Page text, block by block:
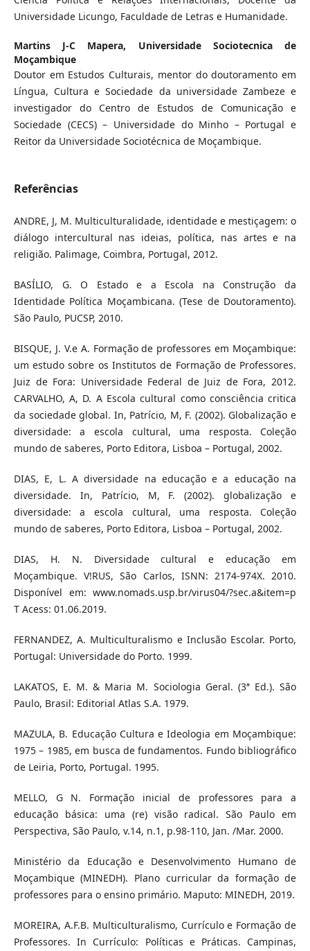
Universidade Licungo, Faculdade de Letras e Humanidade.
Martins J-C Mapera, Universidade Sociotecnica de
Moçambique
Doutor em Estudos Culturais, mentor do doutoramento em
Língua, Cultura e Sociedade da universidade Zambeze e
investigador do Centro de Estudos de Comunicação e
Sociedade (CECS) – Universidade do Minho – Portugal e
Reitor da Universidade Sociotécnica de Moçambique.
Referências
ANDRE, J, M. Multiculturalidade, identidade e mestiçagem: o
diálogo intercultural nas ideias, política, nas artes e na
religião. Palimage, Coimbra, Portugal, 2012.
BASÍLIO, G. O Estado e a Escola na Construção da
Identidade Política Moçambicana. (Tese de Doutoramento).
São Paulo, PUCSP, 2010.
BISQUE, J. V.e A. Formação de professores em Moçambique:
um estudo sobre os Institutos de Formação de Professores.
Juiz de Fora: Universidade Federal de Juiz de Fora, 2012.
CARVALHO, A, D. A Escola cultural como consciência critica
da sociedade global. In, Patrício, M, F. (2002). Globalização e
diversidade: a escola cultural, uma resposta. Coleção
mundo de saberes, Porto Editora, Lisboa – Portugal, 2002.
DIAS, E, L. A diversidade na educação e a educação na
diversidade. In, Patrício, M, F. (2002). globalização e
diversidade: a escola cultural, uma resposta. Coleção
mundo de saberes, Porto Editora, Lisboa – Portugal, 2002.
DIAS, H. N. Diversidade cultural e educação em
Moçambique. V!RUS, São Carlos, ISNN: 2174-974X. 2010.
Disponível em: www.nomads.usp.br/virus04/?sec.a&item=p
T Acess: 01.06.2019.
FERNANDEZ, A. Multiculturalismo e Inclusão Escolar. Porto,
Portugal: Universidade do Porto. 1999.
LAKATOS, E. M. & Maria M. Sociologia Geral. (3ª Ed.). São
Paulo, Brasil: Editorial Atlas S.A. 1979.
MAZULA, B. Educação Cultura e Ideologia em Moçambique:
1975 – 1985, em busca de fundamentos. Fundo bibliográfico
de Leiria, Porto, Portugal. 1995.
MELLO, G N. Formação inicial de professores para a
educação básica: uma (re) visão radical. São Paulo em
Perspectiva, São Paulo, v.14, n.1, p.98-110, Jan. /Mar. 2000.
Ministério da Educação e Desenvolvimento Humano de
Moçambique (MINEDH). Plano curricular da formação de
professores para o ensino primário. Maputo: MINEDH, 2019.
MOREIRA, A.F.B. Multiculturalismo, Currículo e Formação de
Professores. In Currículo: Políticas e Práticas. Campinas,